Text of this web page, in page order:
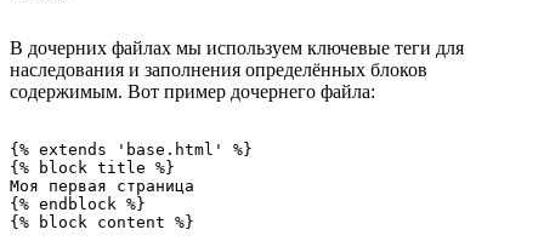
В дочерних файлах мы используем ключевые теги для
наследования и заполнения определённых блоков
содержимым. Вот пример дочернего файла:
{% extends 'base.html' %}
{% block title %}
Моя первая страница
{% endblock %}